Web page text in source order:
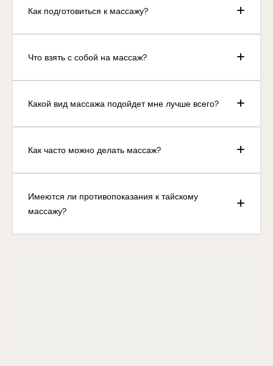
Как подготовиться к массажу?
Что взять с собой на массаж?
Какой вид массажа подойдет мне лучше всего?
Как часто можно делать массаж?
Имеются ли противопоказания к тайскому
массажу?